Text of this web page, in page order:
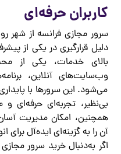
کاربران حرفه‌ای
سرور مجازی فرانسه
دلیل قرارگیری در یکی از
بالای خدمات، یکی از
وب‌سایت‌های آنلاین،
می‌شود. این سرورها با
بی‌نظیر، تجربه‌ای حرفه‌ای و
همچنین، امکان مدیریت
آن را به گزینه‌ای ایده‌آل
اگر به‌دنبال خرید سرور